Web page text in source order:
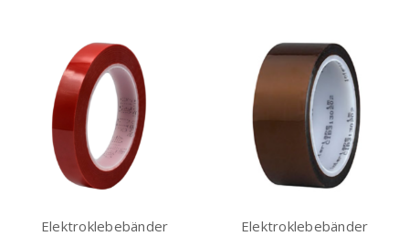
Elektroklebebänder
Elektroklebebänder